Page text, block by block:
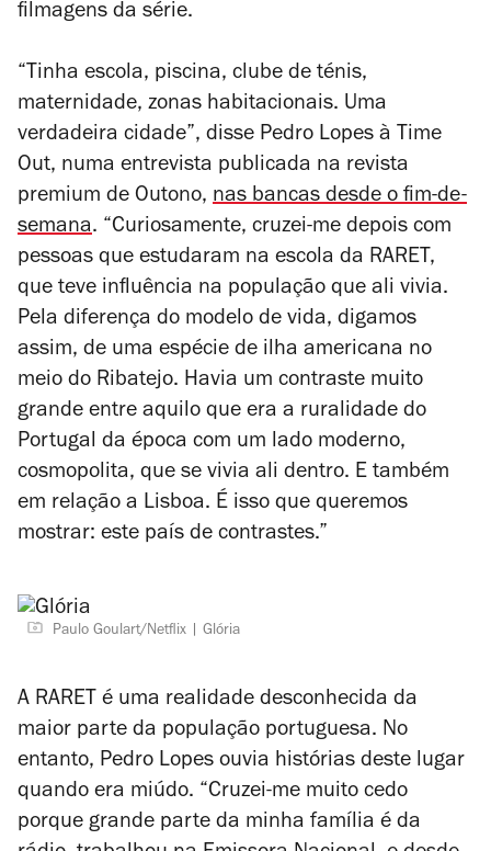
filmagens da série.
“Tinha escola, piscina, clube de ténis,
maternidade, zonas habitacionais. Uma
verdadeira cidade”, disse Pedro Lopes à Time
Out, numa entrevista publicada na revista
premium de Outono, nas bancas desde o fim-de-
semana. “Curiosamente, cruzei-me depois com
pessoas que estudaram na escola da RARET,
que teve influência na população que ali vivia.
Pela diferença do modelo de vida, digamos
assim, de uma espécie de ilha americana no
meio do Ribatejo. Havia um contraste muito
grande entre aquilo que era a ruralidade do
Portugal da época com um lado moderno,
cosmopolita, que se vivia ali dentro. E também
em relação a Lisboa. É isso que queremos
mostrar: este país de contrastes.”
Paulo Goulart/Netflix Glória
A RARET é uma realidade desconhecida da
maior parte da população portuguesa. No
entanto, Pedro Lopes ouvia histórias deste lugar
quando era miúdo. “Cruzei-me muito cedo
porque grande parte da minha família é da